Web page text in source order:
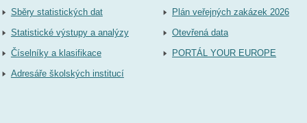
Sběry statistických dat
Statistické výstupy a analýzy
Číselníky a klasifikace
Adresáře školských institucí
Plán veřejných zakázek 2026
Otevřená data
PORTÁL YOUR EUROPE